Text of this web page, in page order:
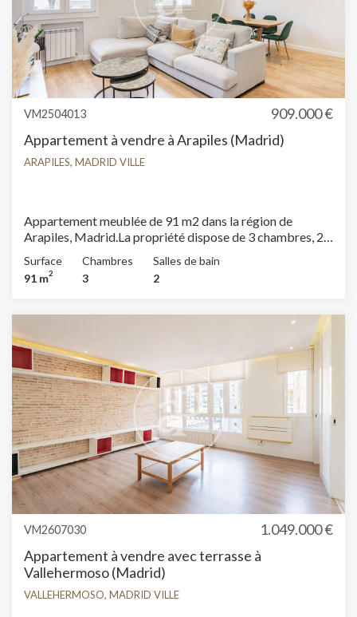
VM2504013
909.000 €
Appartement à vendre à Arapiles (Madrid)
ARAPILES, MADRID VILLE
Appartement meublée de 91 m2 dans la région de
Arapiles, Madrid.La propriété dispose de 3 chambres, 2
chauffage et concierge.
Surface
91 m2
Chambres
3
Salles de bain
2
VM2607030
1.049.000 €
Appartement à vendre avec terrasse à
Vallehermoso (Madrid)
VALLEHERMOSO, MADRID VILLE